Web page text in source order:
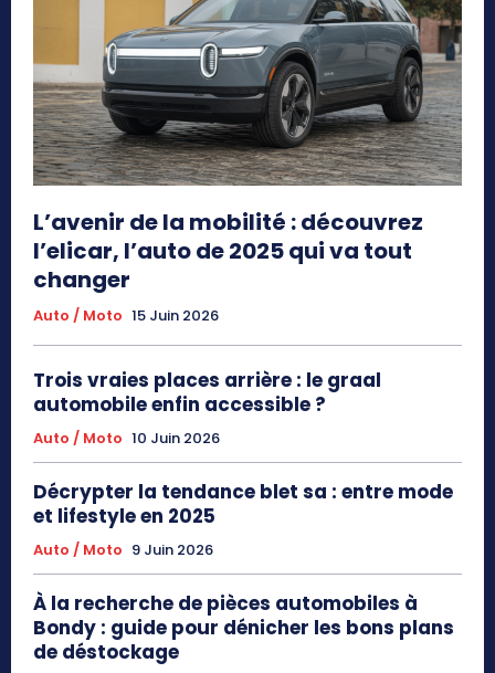
L’avenir de la mobilité : découvrez
l’elicar, l’auto de 2025 qui va tout
changer
Auto / Moto 15 Juin 2026
Trois vraies places arrière : le graal
automobile enfin accessible ?
Auto / Moto 10 Juin 2026
Décrypter la tendance blet sa : entre mode
et lifestyle en 2025
Auto / Moto 9 Juin 2026
À la recherche de pièces automobiles à
Bondy : guide pour dénicher les bons plans
de déstockage